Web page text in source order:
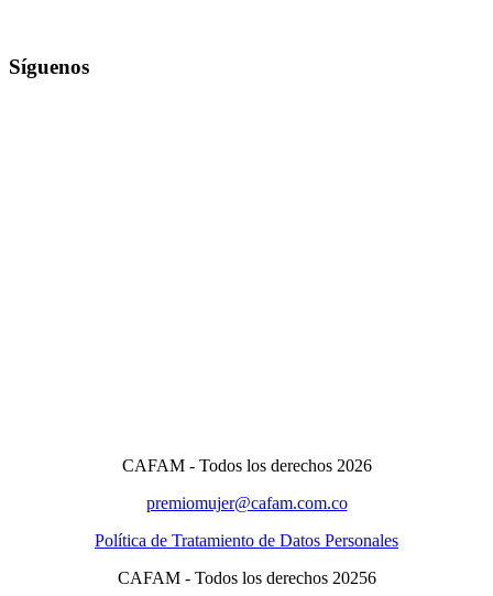
Síguenos
CAFAM - Todos los derechos 2026
premiomujer@cafam.com.co
Política de Tratamiento de Datos Personales
CAFAM - Todos los derechos 20256